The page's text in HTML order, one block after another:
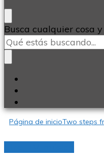
¿Buscas
algo?
Busca cualquier cosa
Página de inicioTwo steps